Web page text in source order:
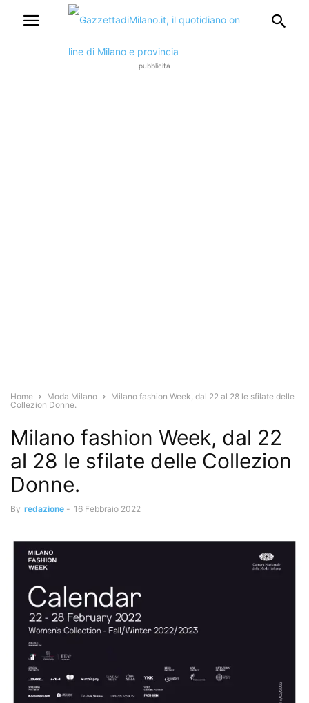
pubblicità
Home Moda Milano
Milano fashion Week, dal 22 al 28 le sfilate delle
Collezion Donne.
Milano fashion Week, dal 22
al 28 le sfilate delle Collezion
Donne.
By redazione - 16 Febbraio 2022